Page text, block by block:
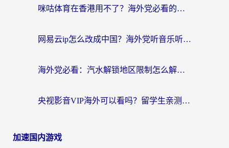
咪咕体育在香港用不了？海外党必看的回国加速器选择指南（附3个真实场景解决方案）
网易云ip怎么改成中国？海外党听音乐听书的无痛解决方案
海外党必看：汽水解锁地区限制怎么解除？3招解决国内影音&生活服务难题
央视影音VIP海外可以看吗？留学生亲测有效的回国加速器选择指南
加速国内游戏